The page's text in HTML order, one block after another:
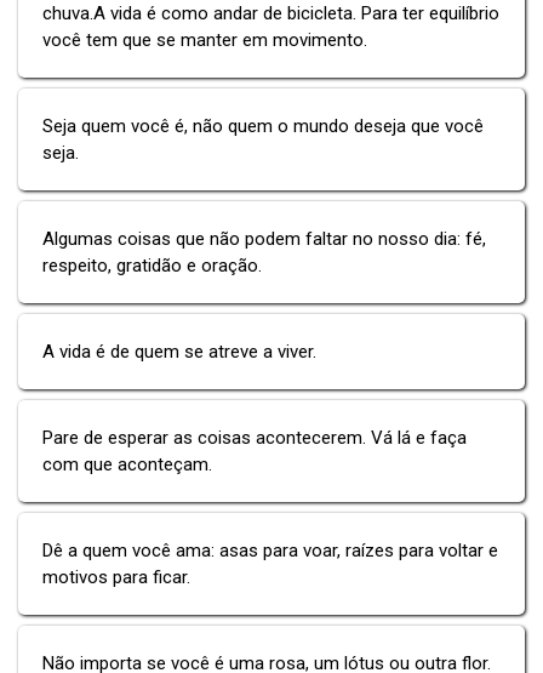
chuva.A vida é como andar de bicicleta. Para ter equilíbrio
você tem que se manter em movimento.
Seja quem você é, não quem o mundo deseja que você
seja.
Algumas coisas que não podem faltar no nosso dia: fé,
respeito, gratidão e oração.
A vida é de quem se atreve a viver.
Pare de esperar as coisas acontecerem. Vá lá e faça
com que aconteçam.
Dê a quem você ama: asas para voar, raízes para voltar e
motivos para ficar.
Não importa se você é uma rosa, um lótus ou outra flor.